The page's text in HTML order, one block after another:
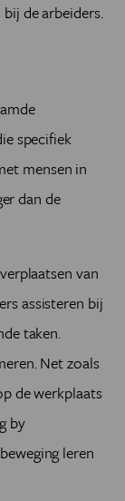
de arbeiders.
specifiek
mensen in
dan de
van
assisteren bij
taken.
Net zoals
de werkplaats
by
leren